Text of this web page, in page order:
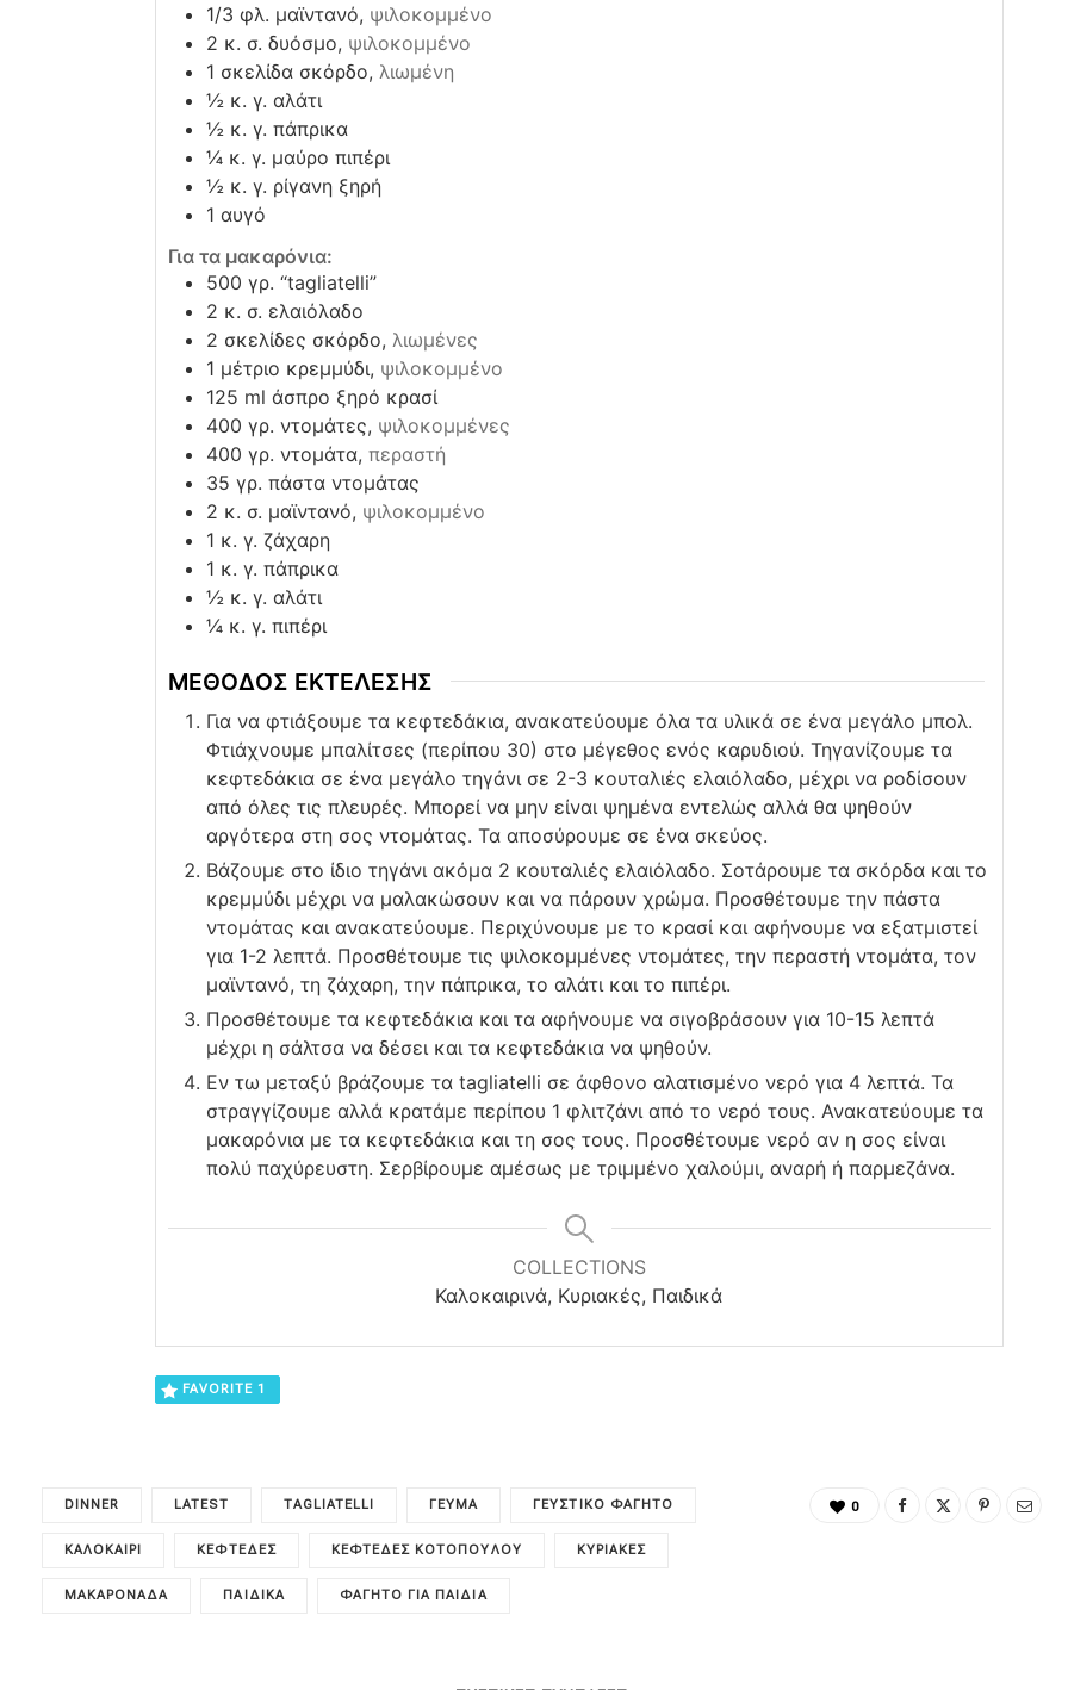
1/3 φλ. μαϊντανό, ψιλοκομμένο
2 κ. σ. δυόσμο, ψιλοκομμένο
1 σκελίδα σκόρδο, λιωμένη
½ κ. γ. αλάτι
½ κ. γ. πάπρικα
¼ κ. γ. μαύρο πιπέρι
½ κ. γ. ρίγανη ξηρή
1 αυγό
Για τα μακαρόνια:
500 γρ. “tagliatelli”
2 κ. σ. ελαιόλαδο
2 σκελίδες σκόρδο, λιωμένες
1 μέτριο κρεμμύδι, ψιλοκομμένο
125 ml άσπρο ξηρό κρασί
400 γρ. ντομάτες, ψιλοκομμένες
400 γρ. ντομάτα, περαστή
35 γρ. πάστα ντομάτας
2 κ. σ. μαϊντανό, ψιλοκομμένο
1 κ. γ. ζάχαρη
1 κ. γ. πάπρικα
½ κ. γ. αλάτι
¼ κ. γ. πιπέρι
ΜΕΘΟΔΟΣ ΕΚΤΕΛΕΣΗΣ
Για να φτιάξουμε τα κεφτεδάκια, ανακατεύουμε όλα τα υλικά σε ένα μεγάλο μπολ.
Φτιάχνουμε μπαλίτσες (περίπου 30) στο μέγεθος ενός καρυδιού. Τηγανίζουμε τα
κεφτεδάκια σε ένα μεγάλο τηγάνι σε 2-3 κουταλιές ελαιόλαδο, μέχρι να ροδίσουν
από όλες τις πλευρές. Μπορεί να μην είναι ψημένα εντελώς αλλά θα ψηθούν
αργότερα στη σος ντομάτας. Τα αποσύρουμε σε ένα σκεύος.
Βάζουμε στο ίδιο τηγάνι ακόμα 2 κουταλιές ελαιόλαδο. Σοτάρουμε τα σκόρδα και το
κρεμμύδι μέχρι να μαλακώσουν και να πάρουν χρώμα. Προσθέτουμε την πάστα
ντομάτας και ανακατεύουμε. Περιχύνουμε με το κρασί και αφήνουμε να εξατμιστεί
για 1-2 λεπτά. Προσθέτουμε τις ψιλοκομμένες ντομάτες, την περαστή ντομάτα, τον
μαϊντανό, τη ζάχαρη, την πάπρικα, το αλάτι και το πιπέρι.
Προσθέτουμε τα κεφτεδάκια και τα αφήνουμε να σιγοβράσουν για 10-15 λεπτά
μέχρι η σάλτσα να δέσει και τα κεφτεδάκια να ψηθούν.
Εν τω μεταξύ βράζουμε τα tagliatelli σε άφθονο αλατισμένο νερό για 4 λεπτά. Τα
στραγγίζουμε αλλά κρατάμε περίπου 1 φλιτζάνι από το νερό τους. Ανακατεύουμε τα
μακαρόνια με τα κεφτεδάκια και τη σος τους. Προσθέτουμε νερό αν η σος είναι
πολύ παχύρευστη. Σερβίρουμε αμέσως με τριμμένο χαλούμι, αναρή ή παρμεζάνα.
COLLECTIONS
Καλοκαιρινά, Κυριακές, Παιδικά
FAVORITE 1
DINNER LATEST TAGLIATELLI ΓΕΎΜΑ ΓΕΥΣΤΙΚΌ ΦΑΓΗΤΌ
ΚΑΛΟΚΑΊΡΙ ΚΕΦΤΈΔΕΣ ΚΕΦΤΈΔΕΣ ΚΟΤΌΠΟΥΛΟΥ ΚΥΡΙΑΚΈΣ
ΜΑΚΑΡΟΝΆΔΑ ΠΑΙΔΙΚΑ ΦΑΓΗΤΌ ΓΙΑ ΠΑΙΔΙΆ
0